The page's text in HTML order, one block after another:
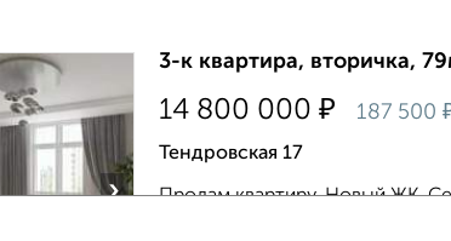
›
3-к квартира, вторичка,
14 800 000 ₽ 187 500
Тендровская 17
Продам квартиру. Новый ЖК,